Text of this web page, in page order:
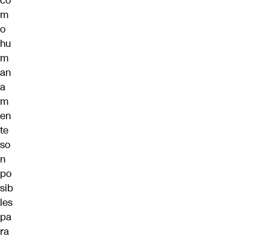
m
o
hu
m
an
a
m
en
te
so
n
po
sib
les
pa
ra